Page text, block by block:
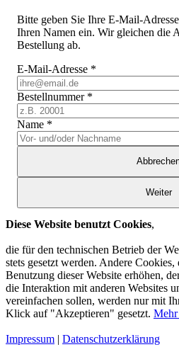
Bitte geben Sie Ihre E-Mail-
Ihren Namen ein. Wir gleichen die
Bestellung ab.
E-Mail-Adresse *
Bestellnummer *
Name *
Weiter
Diese Website benutzt Cookies,
die für den technischen Betrieb der
stets gesetzt werden. Andere
Benutzung dieser Website erhöhen,
die Interaktion mit anderen Websites
vereinfachen sollen, werden nur mit
Klick auf "Akzeptieren" gesetzt.
Impressum | Datenschutzerklärung